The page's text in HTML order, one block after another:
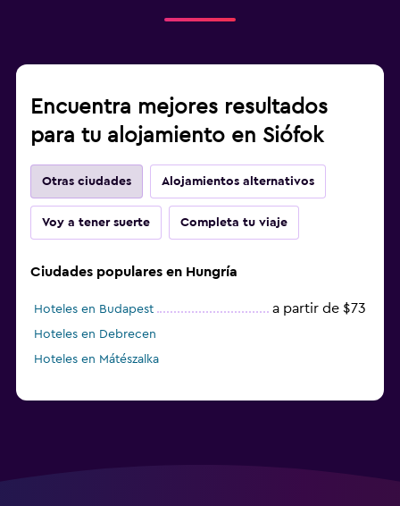
Encuentra mejores resultados
para tu alojamiento en Siófok
Otras ciudades Alojamientos alternativos
Voy a tener suerte Completa tu viaje
Ciudades populares en Hungría
Hoteles en Budapest a partir de $73
Hoteles en Debrecen
Hoteles en Mátészalka